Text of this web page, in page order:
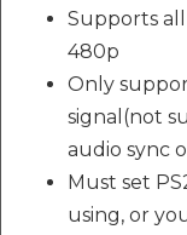
Supports all
480p
Only
signal(not
audio sync
Must set
using, or